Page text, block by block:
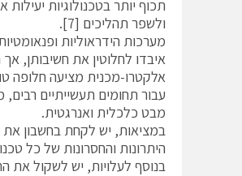
תכוף יותר בטכנולוגיות יעילות
ולשפר תהליכים [7].
מערכות הידראוליות
איבדו לחלוטין את חשיבותן,
אלקטרו-מכנית מציעה חלופה
עבור תחומים תעשייתיים רבים,
מבט כלכלית ואנרגטית.
במציאות, יש לקחת בחשבון את
היתרונות והחסרונות של כל
בנוסף לעלויות, יש לשקול את